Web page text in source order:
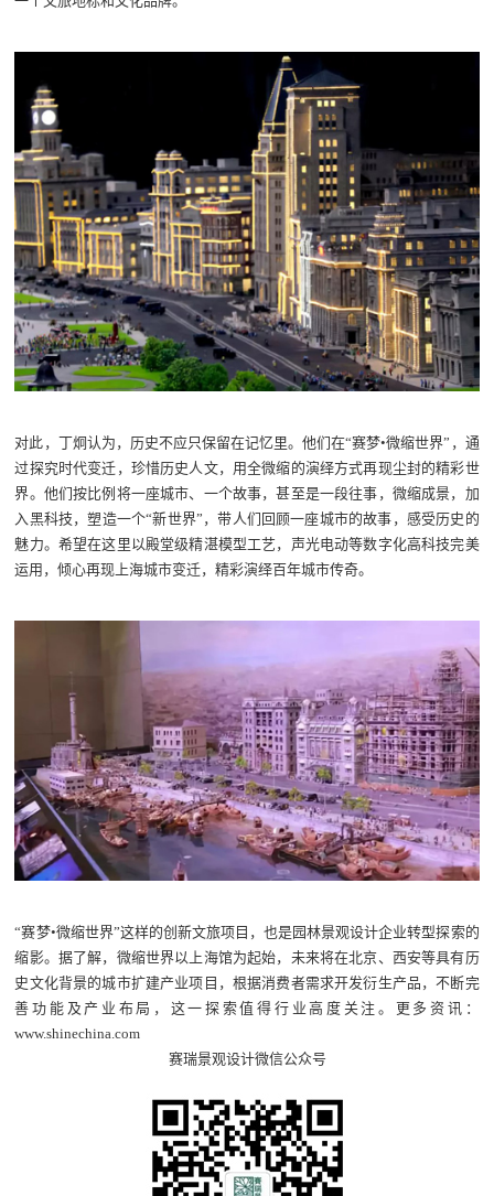
对此，丁炯认为，历史不应只保留在记忆里。他们在“赛梦•微缩世界”，通
过探究时代变迁，珍惜历史人文，用全微缩的演绎方式再现尘封的精彩世
界。他们按比例将一座城市、一个故事，甚至是一段往事，微缩成景，加
入黑科技，塑造一个“新世界”，带人们回顾一座城市的故事，感受历史的
魅力。希望在这里以殿堂级精湛模型工艺，声光电动等数字化高科技完美
运用，倾心再现上海城市变迁，精彩演绎百年城市传奇。
“赛梦•微缩世界”这样的创新文旅项目，也是园林景观设计企业转型探索的
缩影。据了解，微缩世界以上海馆为起始，未来将在北京、西安等具有历
史文化背景的城市扩建产业项目，根据消费者需求开发衍生产品，不断完
善功能及产业布局，这一探索值得行业高度关注。更多资讯：
www.shinechina.com
赛瑞景观设计微信公众号